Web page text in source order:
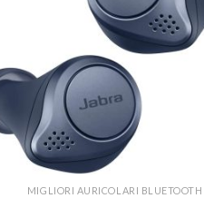
MIGLIORI AURICOLARI BLUETOOTH